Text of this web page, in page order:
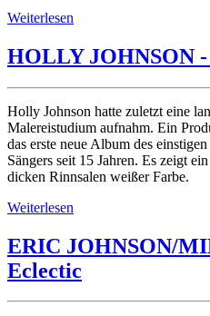
Weiterlesen
HOLLY JOHNSON
Holly Johnson hatte zuletzt eine
Malereistudium aufnahm. Ein
das erste neue Album des
Sängers seit 15 Jahren. Es zeigt
dicken Rinnsalen weißer Farbe.
Weiterlesen
ERIC JOHNSON/
Eclectic